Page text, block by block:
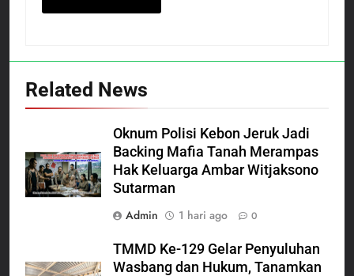
Related News
Oknum Polisi Kebon Jeruk Jadi
Backing Mafia Tanah Merampas
Hak Keluarga Ambar Witjaksono
Sutarman
Admin
1 hari ago 0
TMMD Ke-129 Gelar Penyuluhan
Wasbang dan Hukum, Tanamkan